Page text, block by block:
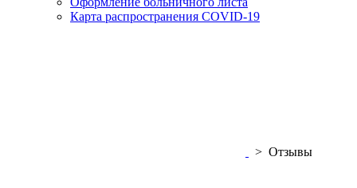
Карта распространения COVID-19
> Отзывы